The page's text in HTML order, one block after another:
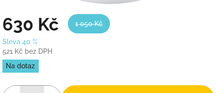
630 Kč 1 050 Kč
Sleva 40 %
521 Kč bez DPH
Měrná
cena:
Na dotaz